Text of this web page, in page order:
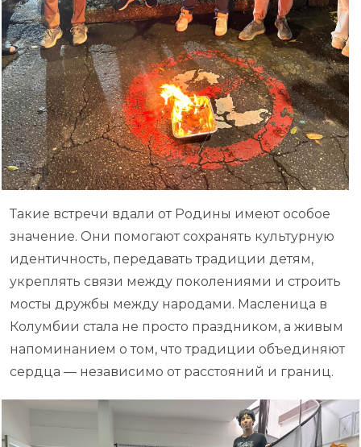
Такие встречи вдали от Родины имеют особое
значение. Они помогают сохранять культурную
идентичность, передавать традиции детям,
укреплять связи между поколениями и строить
мосты дружбы между народами. Масленица в
Колумбии стала не просто праздником, а живым
напоминанием о том, что традиции объединяют
сердца — независимо от расстояний и границ.